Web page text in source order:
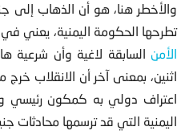
والأخطر هنا، هو أن الذهاب
تطرحها الحكومة اليمنية، يعني
الأمن السابقة لاغية وأن
اثنين، بمعنى آخر أن الانقلاب
اعتراف دولي به كمكون رئيسي
اليمنية التي قد ترسمها محادثات